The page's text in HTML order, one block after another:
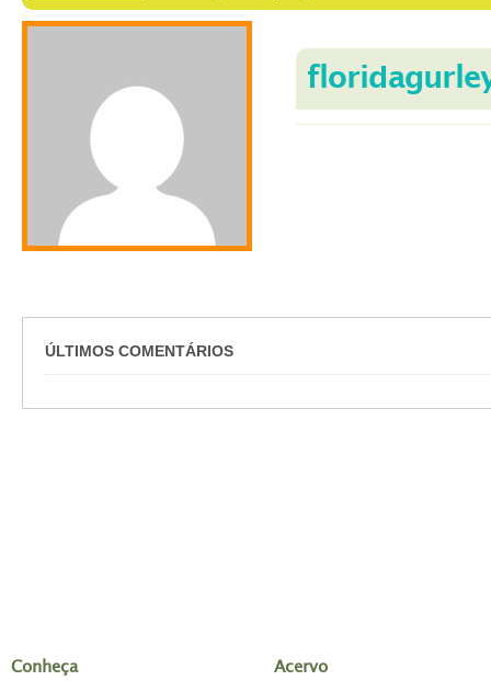
ÚLTIMOS COMENTÁRIOS
Conheça Acervo